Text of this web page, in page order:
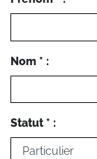
Nom * :
Statut * :